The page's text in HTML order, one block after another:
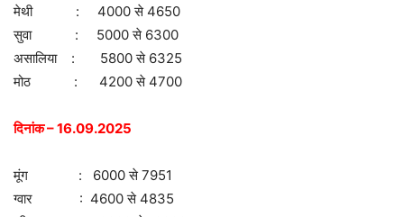
मेथी : 4000 से 4650
सुवा : 5000 से 6300
असालिया : 5800 से 6325
मोठ : 4200 से 4700
दिनांक – 16.09.2025
मूंग : 6000 से 7951
ग्वार : 4600 से 4835